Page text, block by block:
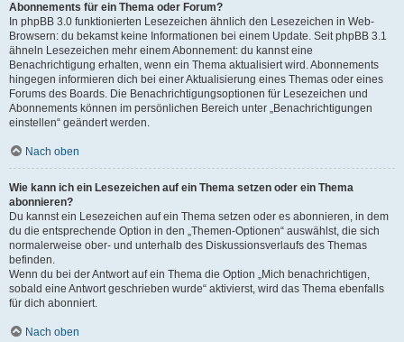
Abonnements für ein Thema oder Forum?
In phpBB 3.0 funktionierten Lesezeichen ähnlich den Lesezeichen in Web-
Browsern: du bekamst keine Informationen bei einem Update. Seit phpBB 3.1
ähneln Lesezeichen mehr einem Abonnement: du kannst eine
Benachrichtigung erhalten, wenn ein Thema aktualisiert wird. Abonnements
hingegen informieren dich bei einer Aktualisierung eines Themas oder eines
Forums des Boards. Die Benachrichtigungsoptionen für Lesezeichen und
Abonnements können im persönlichen Bereich unter „Benachrichtigungen
einstellen“ geändert werden.
Nach oben
Wie kann ich ein Lesezeichen auf ein Thema setzen oder ein Thema
abonnieren?
Du kannst ein Lesezeichen auf ein Thema setzen oder es abonnieren, in dem
du die entsprechende Option in den „Themen-Optionen“ auswählst, die sich
normalerweise ober- und unterhalb des Diskussionsverlaufs des Themas
befinden.
Wenn du bei der Antwort auf ein Thema die Option „Mich benachrichtigen,
sobald eine Antwort geschrieben wurde“ aktivierst, wird das Thema ebenfalls
für dich abonniert.
Nach oben